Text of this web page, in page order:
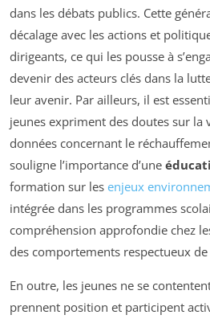
dans les débats publics. Cette
décalage avec les actions et
dirigeants, ce qui les pousse à
devenir des acteurs clés dans la
leur avenir. Par ailleurs, il est
jeunes expriment des doutes sur la
données concernant le
souligne l’importance d’une
formation sur les enjeux
intégrée dans les programmes
compréhension approfondie chez
des comportements respectueux
En outre, les jeunes ne se
prennent position et participent